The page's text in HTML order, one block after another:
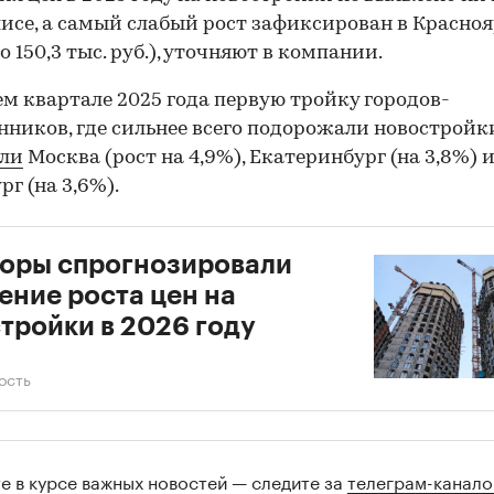
а самый слабый рост зафиксирован в
150,3 тыс. руб.), уточняют в компании.
квартале 2025 года первую тройку городов-
где сильнее всего подорожали
Москва (рост на 4,9%), Екатеринбург (на 3,8%)
(на 3,6%).
спрогнозировали
роста цен на
в 2026 году
в курсе важных новостей — следите за телеграм-